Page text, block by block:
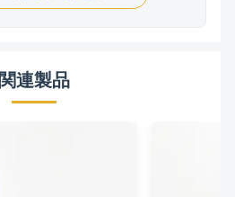
関連製品